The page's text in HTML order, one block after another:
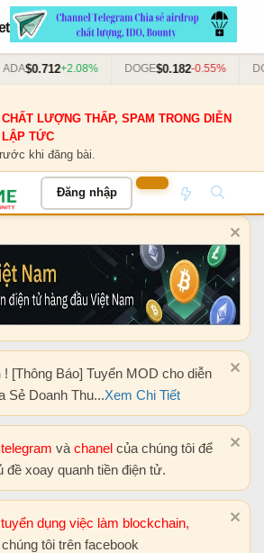
$0.712+2.08% DOGE$0.182-0.55% DOT
LƯỢNG THẤP, SPAM TRONG DIỄN
TỨC
khi đăng bài.
Đăng nhập
! [Thông Báo] Tuyển MOD cho diễn
Sẻ Doanh Thu...Xem Chi Tiết
và chanel của chúng tôi để
đề xoay quanh tiền điện tử.
dụng việc làm blockchain,
tôi trên facebook